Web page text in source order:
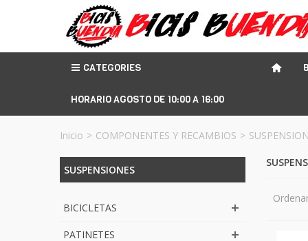
CATEGORIES
HORARIO AGOSTO DE 10:00 A 16:00
Inicio > COMPONENTES Y RECAMBIOS >
SUSPENSIONES
BICICLETAS
PATINETES